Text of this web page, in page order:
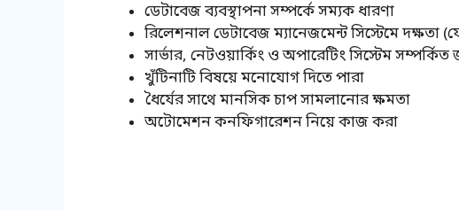
ডেটাবেজ ব্যবস্থাপনা সম্পর্কে সম্যক ধারণা
রিলেশনাল ডেটাবেজ ম্যানেজমেন্ট সিস্টেমে
সার্ভার, নেটওয়ার্কিং ও অপারেটিং সিস্টেম সম্পর্কিত
খুঁটিনাটি বিষয়ে মনোযোগ দিতে পারা
ধৈর্যের সাথে মানসিক চাপ সামলানোর ক্ষমতা
অটোমেশন কনফিগারেশন নিয়ে কাজ করা